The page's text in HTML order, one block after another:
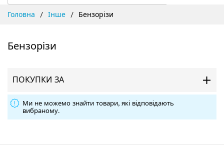
Головна Інше Бензорізи
Бензорізи
ПОКУПКИ ЗА
Ми не можемо знайти товари, які відповідають
вибраному.